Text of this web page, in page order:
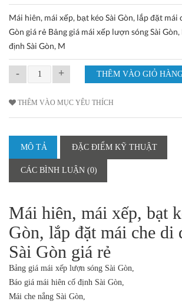
Mái hiên, mái xếp, bạt kéo Sài Gòn, lắp đặt mái
Gòn giá rẻ Bảng giá mái xếp lượn sóng Sài
định Sài Gòn, M
- +
THÊM VÀO MỤC YÊU THÍCH
MÔ TẢ ĐẶC ĐIỂM KỸ THUẬT
CÁC BÌNH LUẬN (0)
Mái hiên, mái xếp, bạt
Gòn, lắp đặt mái che di
Sài Gòn giá rẻ
Bảng giá mái xếp lượn sóng Sài Gòn,
Báo giá mái hiên cố định Sài Gòn,
Mái che nắng Sài Gòn,